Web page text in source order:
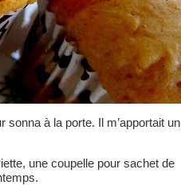
à la porte. Il m’apportait un
une coupelle pour sachet de